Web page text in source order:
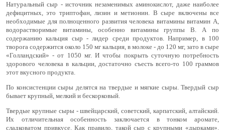
Натуральный сыр - источник незаменимых аминокислот, даже наиболее
дефицитных, это триптофан, лизин и метионин. В сыре включены все
необходимые для полноценного развития человека витамины витамин А,
водорастворимые витамины, особенно витамины группы В. А по
содержанию кальция сыр - лидер среди продуктов. Например, в 100
творога содержится около 150 мг кальция, в молоке - до 120 мг, зато в сыре
«Голландский» - от 1050 мг. И чтобы покрыть суточную потребность
здорового человека в кальции, достаточно съесть всего-то 100 граммов
этот вкусного продукта.
По консистенции сыры делятся на твердые и мягкие сыры. Твердый сыр
бывает крупный, мелкий и бескорковый.
Твердые крупные сыры - швейцарский, советский, карпатский, алтайский.
Их отличительная особенность заключается в тонком аромате,
сладковатом привкусе. Как правило, такой сыр с крупными «дырками».